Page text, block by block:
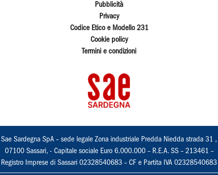
Pubblicità
Privacy
Codice Etico e Modello 231
Cookie policy
Termini e condizioni
Sae Sardegna SpA – sede legale Zona industriale Predda Niedda strada 31 ,
07100 Sassari, - Capitale sociale Euro 6.000.000 – R.E.A. SS – 213461 –
Registro Imprese di Sassari 02328540683 – CF e Partita IVA 02328540683